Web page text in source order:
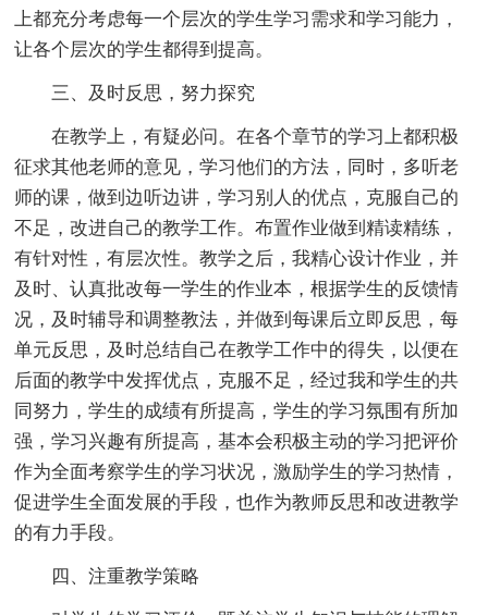
上都充分考虑每一个层次的学生学习需求和学习能力，
让各个层次的学生都得到提高。
三、及时反思，努力探究
在教学上，有疑必问。在各个章节的学习上都积极
征求其他老师的意见，学习他们的方法，同时，多听老
师的课，做到边听边讲，学习别人的优点，克服自己的
不足，改进自己的教学工作。布置作业做到精读精练，
有针对性，有层次性。教学之后，我精心设计作业，并
及时、认真批改每一学生的作业本，根据学生的反馈情
况，及时辅导和调整教法，并做到每课后立即反思，每
单元反思，及时总结自己在教学工作中的得失，以便在
后面的教学中发挥优点，克服不足，经过我和学生的共
同努力，学生的成绩有所提高，学生的学习氛围有所加
强，学习兴趣有所提高，基本会积极主动的学习把评价
作为全面考察学生的学习状况，激励学生的学习热情，
促进学生全面发展的手段，也作为教师反思和改进教学
的有力手段。
四、注重教学策略